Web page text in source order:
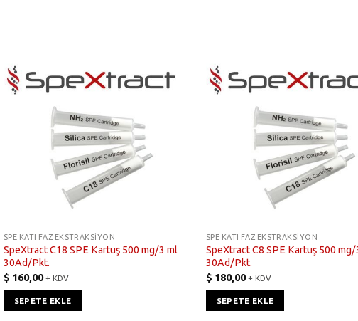
SPE KATI FAZ EKSTRAKSIYON
SpeXtract C18 SPE Kartuş 500 mg/3 ml
30Ad/Pkt.
$ 160,00 + KDV
SEPETE EKLE
SPE KATI FAZ EKSTRAKSIYON
SpeXtract C8 SPE Kartuş 500 mg/
30Ad/Pkt.
$ 180,00 + KDV
SEPETE EKLE